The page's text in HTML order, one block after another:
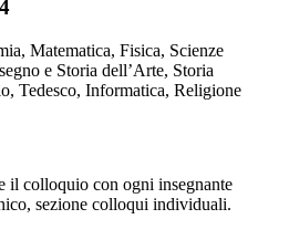
Matematica, Fisica, Scienze
e Storia dell’Arte, Storia
Tedesco, Informatica, Religione
il colloquio con ogni insegnante
sezione colloqui individuali.